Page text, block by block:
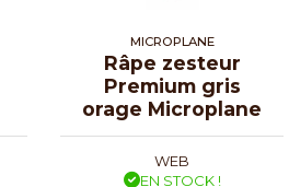
MICROPLANE
Râpe zesteur
Premium gris
orage Microplane
WEB
EN STOCK !